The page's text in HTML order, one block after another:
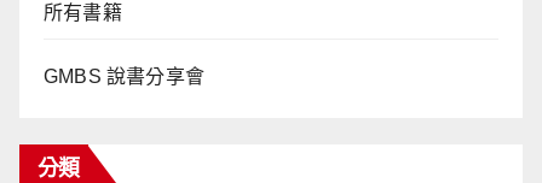
所有書籍
GMBS 說書分享會
分類